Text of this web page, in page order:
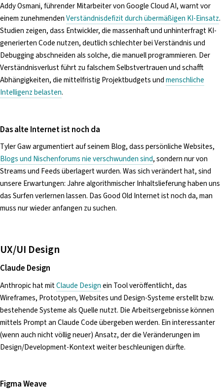
Addy Osmani, führender Mitarbeiter von Google Cloud AI, warnt vor
einem zunehmendenVerständnisdefizit durch übermäßigen KI-Einsatz.
Studien zeigen, dass Entwickler, die massenhaft und unhinterfragt KI-
generierten Code nutzen, deutlich schlechter bei Verständnis und
Debugging abschneiden als solche, die manuell programmieren. Der
Verständnisverlust führt zu falschem Selbstvertrauen und schafft
Abhängigkeiten, die mittelfristig Projektbudgets undmenschliche
Intelligenz belasten.
Das alte Internet ist noch da
Tyler Gaw argumentiert auf seinem Blog, dass persönliche Websites,
Blogs und Nischenforums nie verschwunden sind, sondern nur von
Streams und Feeds überlagert wurden. Was sich verändert hat, sind
unsere Erwartungen: Jahre algorithmischer Inhaltslieferung haben uns
das Surfen verlernen lassen. Das Good Old Internet ist noch da, man
muss nur wieder anfangen zu suchen.
UX/UI Design
Claude Design
Anthropic hat mitClaude Designein Tool veröffentlicht, das
Wireframes, Prototypen, Websites und Design-Systeme erstellt bzw.
bestehende Systeme als Quelle nutzt. Die Arbeitsergebnisse können
mittels Prompt an Claude Code übergeben werden. Ein interessanter
(wenn auch nicht völlig neuer) Ansatz, der die Veränderungen im
Design/Development-Kontext weiter beschleunigen dürfte.
Figma Weave